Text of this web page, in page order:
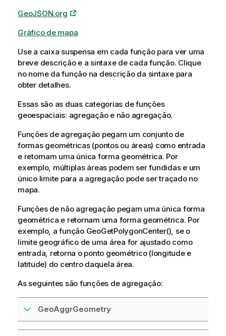
GeoJSON.org
Gráfico de mapa
Use a caixa suspensa em cada função para ver uma
breve descrição e a sintaxe de cada função. Clique
no nome da função na descrição da sintaxe para
obter detalhes.
Essas são as duas categorias de funções
geoespaciais: agregação e não agregação.
Funções de agregação pegam um conjunto de
formas geométricas (pontos ou áreas) como entrada
e retornam uma única forma geométrica. Por
exemplo, múltiplas áreas podem ser fundidas e um
único limite para a agregação pode ser traçado no
mapa.
Funções de não agregação pegam uma única forma
geométrica e retornam uma forma geométrica. Por
exemplo, a função GeoGetPolygonCenter(), se o
limite geográfico de uma área for ajustado como
entrada, retorna o ponto geométrico (longitude e
latitude) do centro daquela área.
As seguintes são funções de agregação:
GeoAggrGeometry